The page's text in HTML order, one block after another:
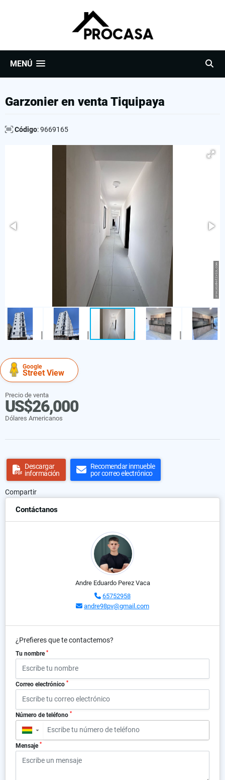
MENÚ
Garzonier en venta Tiquipaya
Código: 9669165
Google
Street View
Precio de venta
US$26,000
Dólares Americanos
Descargar
información
Recomendar inmueble
por correo electrónico
Compartir
Contáctanos
Andre Eduardo Perez Vaca
65752958
andre98pv@gmail.com
¿Prefieres que te contactemos?
Tu nombre *
Correo electrónico *
Número de teléfono *
▼
Mensaje *